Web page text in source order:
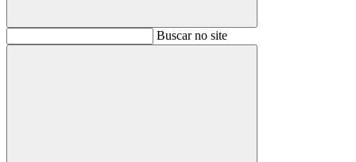
BuscarBuscar no site